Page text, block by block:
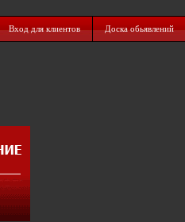
Вход для клиентов Доска обьявлений